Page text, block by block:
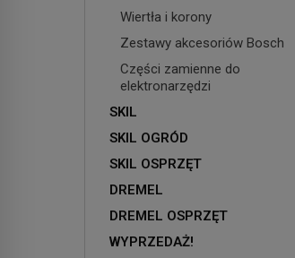
Wiertła i korony
Zestawy akcesoriów Bosch
Części zamienne do
elektronarzędzi
SKIL
SKIL OGRÓD
SKIL OSPRZĘT
DREMEL
DREMEL OSPRZĘT
WYPRZEDAŻ!